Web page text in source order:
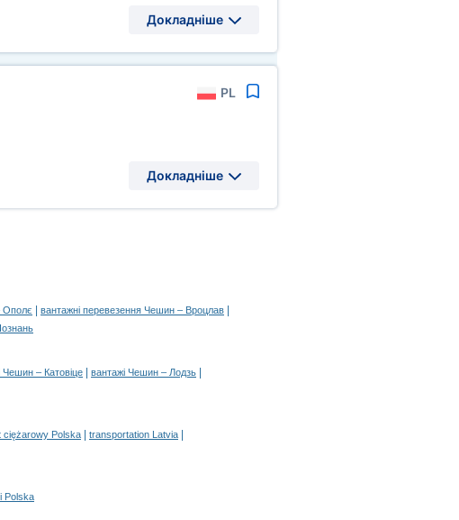
Докладніше
PL
Докладніше
Ополє вантажні перевезення Чешин – Вроцлав
Чешин – Катовіце вантажі Чешин – Лодзь
ciężarowy Polska transportation Latvia
Polska